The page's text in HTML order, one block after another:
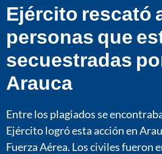
Ejército rescató
personas que
secuestradas
Arauca
Entre los plagiados se
Ejército logró esta acción en
Fuerza Aérea. Los civiles fueron